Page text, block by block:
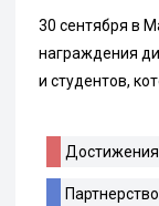
30 сентября в
награждения
и студентов,
Достижения
Партнерство